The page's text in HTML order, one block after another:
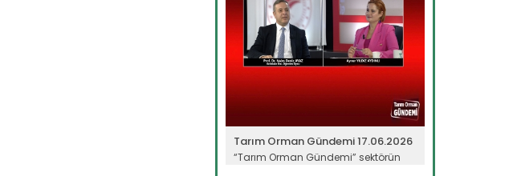
Tarım Orman Gündemi 17.06.2026
“Tarım Orman Gündemi” sektörün